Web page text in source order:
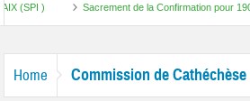
) Sacrement de la Confirmation pour 190
Home Commission de Cathéchèse